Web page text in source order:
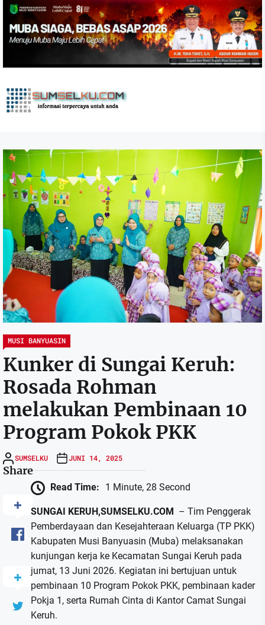
Skip
the
MUSI BANYUASIN
Kunker di Sungai Keruh:
Rosada Rohman
melakukan Pembinaan 10
Program Pokok PKK
SUMSELKU JUNI 14, 2025
Share
Read Time: 1 Minute, 28 Second
SUNGAI KERUH,SUMSELKU.COM
– Tim Penggerak
Pemberdayaan dan Kesejahteraan Keluarga (TP PKK)
Kabupaten Musi Banyuasin (Muba) melaksanakan
kunjungan kerja ke Kecamatan Sungai Keruh pada
jumat, 13 Juni 2026. Kegiatan ini bertujuan untuk
pembinaan 10 Program Pokok PKK, pembinaan kader
Pokja 1, serta Rumah Cinta di Kantor Camat Sungai
Keruh.